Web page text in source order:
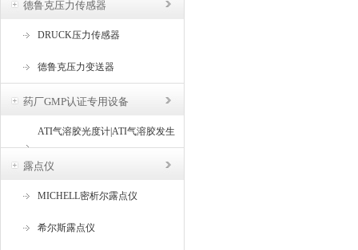
德鲁克压力传感器
DRUCK压力传感器
德鲁克压力变送器
药厂GMP认证专用设备
ATI气溶胶光度计|ATI气溶胶发生
器
露点仪
MICHELL密析尔露点仪
希尔斯露点仪